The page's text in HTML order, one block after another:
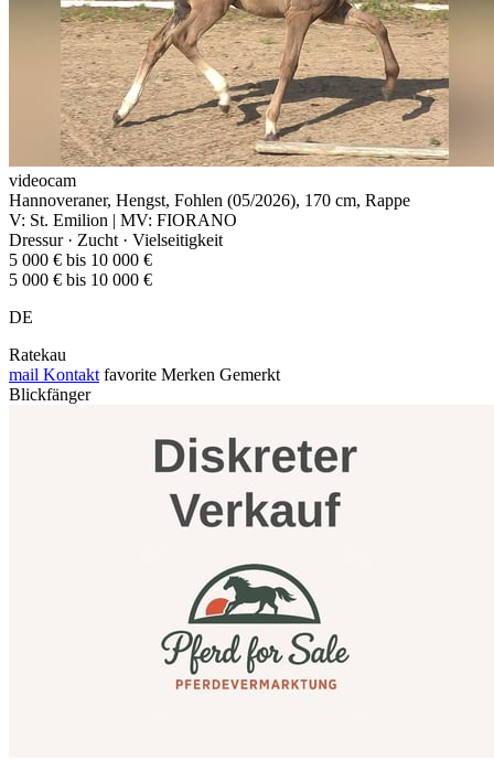
videocam
Hannoveraner, Hengst, Fohlen (05/2026), 170 cm, Rappe
V: St. Emilion | MV: FIORANO
Dressur · Zucht · Vielseitigkeit
5 000 € bis 10 000 €
5 000 € bis 10 000 €
DE
Ratekau
mail Kontakt favorite Merken Gemerkt
Blickfänger